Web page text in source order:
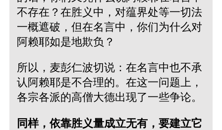
不存在？在胜义中，对蕴界处等一切法
一概遮破，但在名言中，你们为什么对
阿赖耶如是地欺负？
所以，麦彭仁波切说：在名言中也不承
认阿赖耶是不合理的。在这一问题上，
各宗各派的高僧大德出现了一些争论。
同样，依靠胜义量成立无有，要建立它